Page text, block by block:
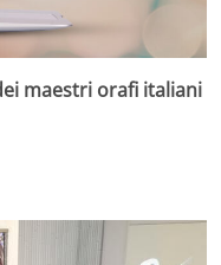
maestri orafi italiani